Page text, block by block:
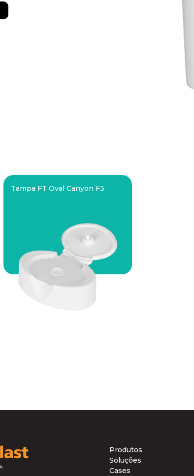
Tampa FT Oval Canyon F3
Produtos
Soluções
Cases